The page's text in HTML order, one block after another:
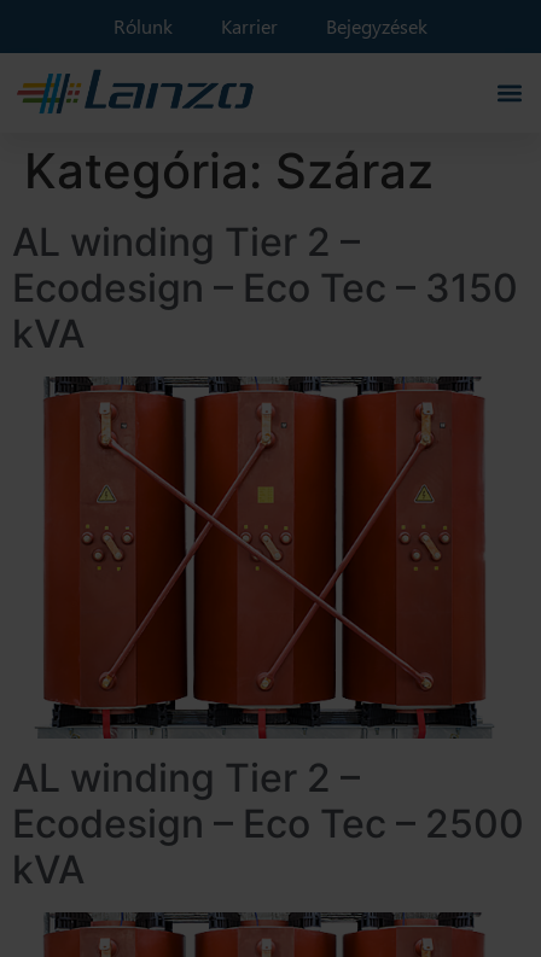
Rólunk Karrier Bejegyzések
Kategória: Száraz
AL winding Tier 2 –
Ecodesign – Eco Tec – 3150
kVA
AL winding Tier 2 –
Ecodesign – Eco Tec – 2500
kVA